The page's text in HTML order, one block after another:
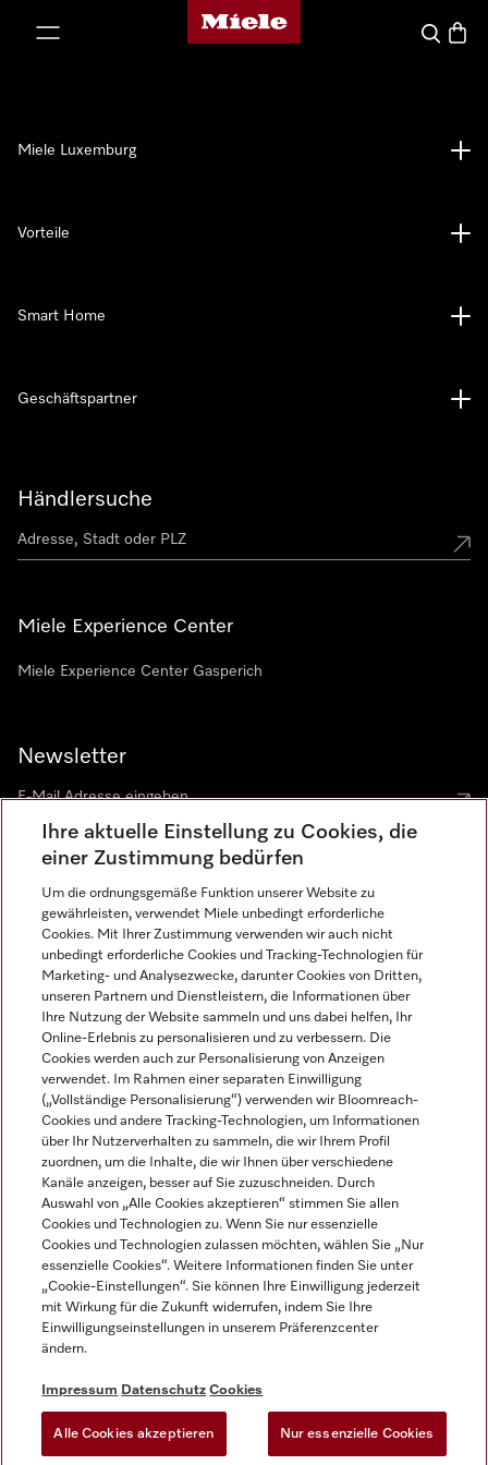
Miele-Homepage
Suche
Händlersuche
Miele Experience Center
Miele Experience Center Gasperich
Newsletter
Sprache
DEUTSCH
Miele Luxemburg
Vorteile
Smart Home
Geschäftspartner
Impressum
AGB
Datenschutz
Nutzungsbedingungen
Gesetzen über digitale Dienste
Cookie-Einstellungen
Miele auf Instagram
Miele auf Youtube
Ihre aktuelle Einstellung zu Cookies, die
einer Zustimmung bedürfen
Um die ordnungsgemäße Funktion unserer Website zu
gewährleisten, verwendet Miele unbedingt erforderliche
Cookies. Mit Ihrer Zustimmung verwenden wir auch nicht
unbedingt erforderliche Cookies und Tracking-Technologien für
Marketing- und Analysezwecke, darunter Cookies von Dritten,
unseren Partnern und Dienstleistern, die Informationen über
Ihre Nutzung der Website sammeln und uns dabei helfen, Ihr
Online-Erlebnis zu personalisieren und zu verbessern. Die
Cookies werden auch zur Personalisierung von Anzeigen
verwendet. Im Rahmen einer separaten Einwilligung
(„Vollständige Personalisierung“) verwenden wir Bloomreach-
Cookies und andere Tracking-Technologien, um Informationen
über Ihr Nutzerverhalten zu sammeln, die wir Ihrem Profil
zuordnen, um die Inhalte, die wir Ihnen über verschiedene
Kanäle anzeigen, besser auf Sie zuzuschneiden. Durch
Auswahl von „Alle Cookies akzeptieren“ stimmen Sie allen
Cookies und Technologien zu. Wenn Sie nur essenzielle
Cookies und Technologien zulassen möchten, wählen Sie „Nur
essenzielle Cookies“. Weitere Informationen finden Sie unter
„Cookie-Einstellungen“. Sie können Ihre Einwilligung jederzeit
mit Wirkung für die Zukunft widerrufen, indem Sie Ihre
Einwilligungseinstellungen in unserem Präferenzcenter
ändern.
Impressum Datenschutz Cookies
Alle Cookies akzeptieren Nur essenzielle Cookies